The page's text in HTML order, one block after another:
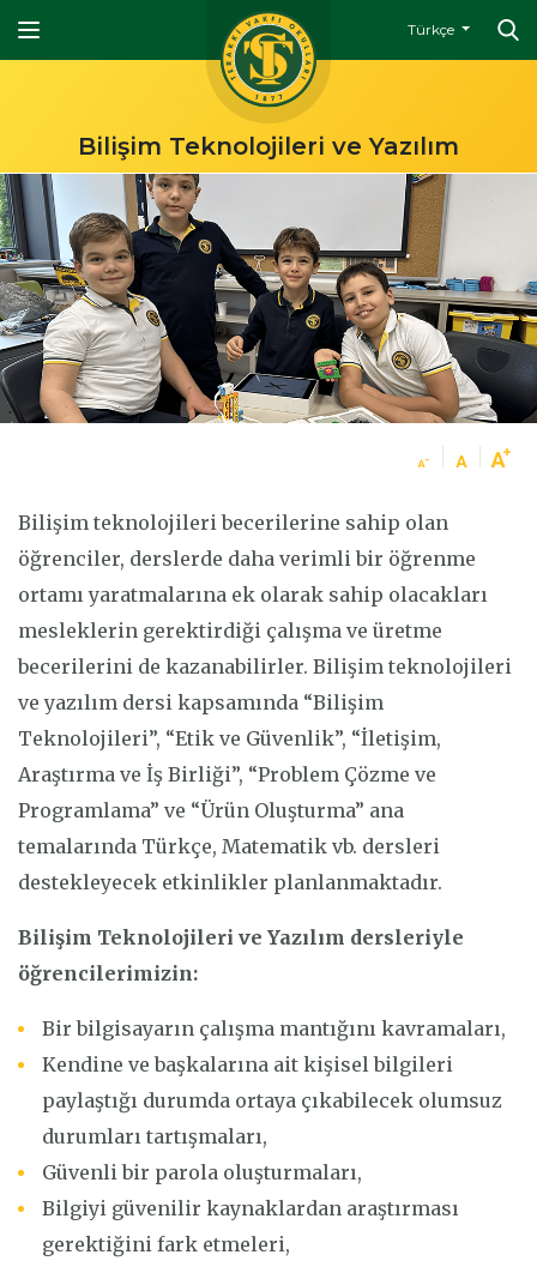
Türkçe
Bilişim Teknolojileri ve Yazılım
Bilişim teknolojileri becerilerine sahip olan
öğrenciler, derslerde daha verimli bir öğrenme
ortamı yaratmalarına ek olarak sahip olacakları
mesleklerin gerektirdiği çalışma ve üretme
becerilerini de kazanabilirler. Bilişim teknolojileri
ve yazılım dersi kapsamında “Bilişim
Teknolojileri”, “Etik ve Güvenlik”, “İletişim,
Araştırma ve İş Birliği”, “Problem Çözme ve
Programlama” ve “Ürün Oluşturma” ana
temalarında Türkçe, Matematik vb. dersleri
destekleyecek etkinlikler planlanmaktadır.
Bilişim Teknolojileri ve Yazılım dersleriyle
öğrencilerimizin:
Bir bilgisayarın çalışma mantığını kavramaları,
Kendine ve başkalarına ait kişisel bilgileri
paylaştığı durumda ortaya çıkabilecek olumsuz
durumları tartışmaları,
Güvenli bir parola oluşturmaları,
Bilgiyi güvenilir kaynaklardan araştırması
gerektiğini fark etmeleri,